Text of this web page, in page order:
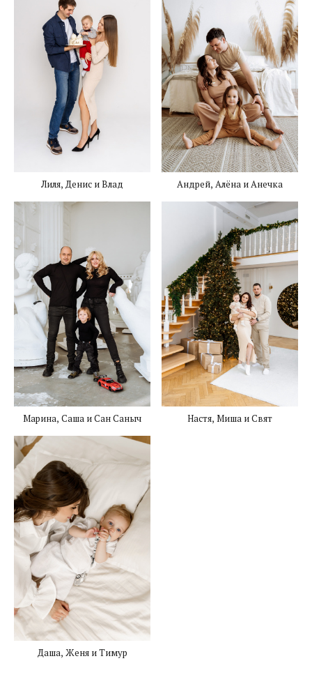
Лиля, Денис и Влад Андрей, Алёна и Анечка
Марина, Саша и Сан Саныч Настя, Миша и Свят
Даша, Женя и Тимур